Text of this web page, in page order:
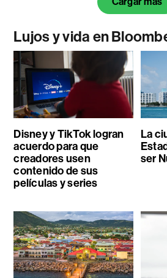
Lujos y vida en
Disney y TikTok logran
acuerdo para que
creadores usen
contenido de sus
películas y series
La
ser